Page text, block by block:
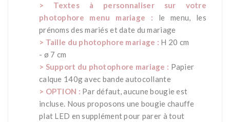
> Textes à personnaliser sur votre
photophore menu mariage : le menu, les
prénoms des mariés et date du mariage
> Taille du photophore mariage : H 20 cm
- ø 7 cm
> Support du photophore mariage : Papier
calque 140g avec bande autocollante
> OPTION : Par défaut, aucune bougie est
incluse. Nous proposons une bougie chauffe
plat LED en supplément pour parer à tout